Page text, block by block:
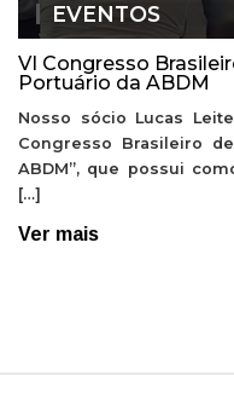
EVENTOS
VI Congresso
Portuário da ABDM
Nosso sócio Lucas
Congresso Brasileiro
ABDM”, que possui
[…]
Ver mais